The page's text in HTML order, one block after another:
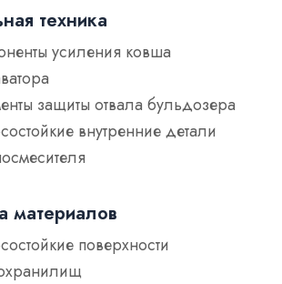
техника
усиления ковша
защиты отвала бульдозера
внутренние детали
материалов
поверхности